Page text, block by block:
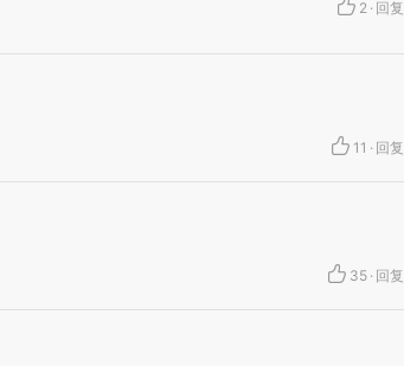
2 · 回复
11 · 回复
35 · 回复